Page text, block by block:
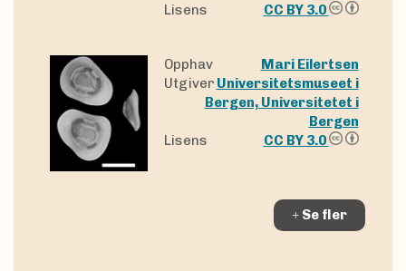
Lisens
CC BY 3.0
Opphav
Mari Eilertsen
Utgiver Universitetsmuseet i
Bergen, Universitetet i
Bergen
Lisens
CC BY 3.0
Se fler